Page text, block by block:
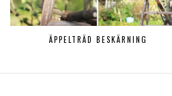
ÄPPELTRÄD BESKÄRNING